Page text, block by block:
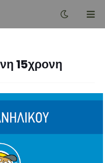
15χρονη